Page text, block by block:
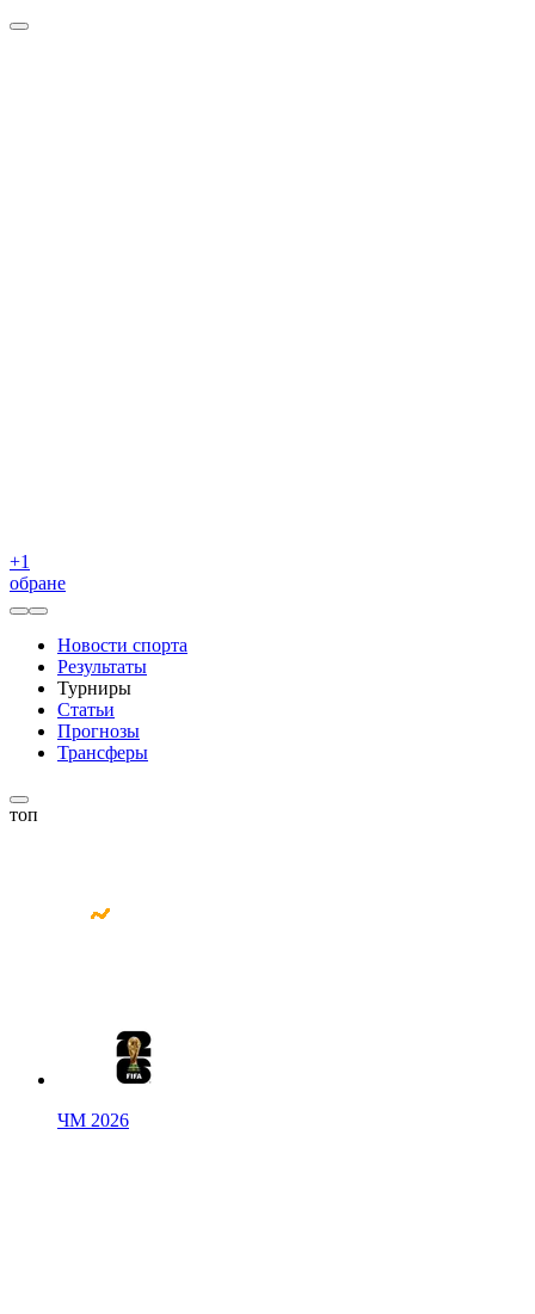
+1
обране
Новости спорта
Результаты
Турниры
Статьи
Прогнозы
Трансферы
топ
ЧМ 2026